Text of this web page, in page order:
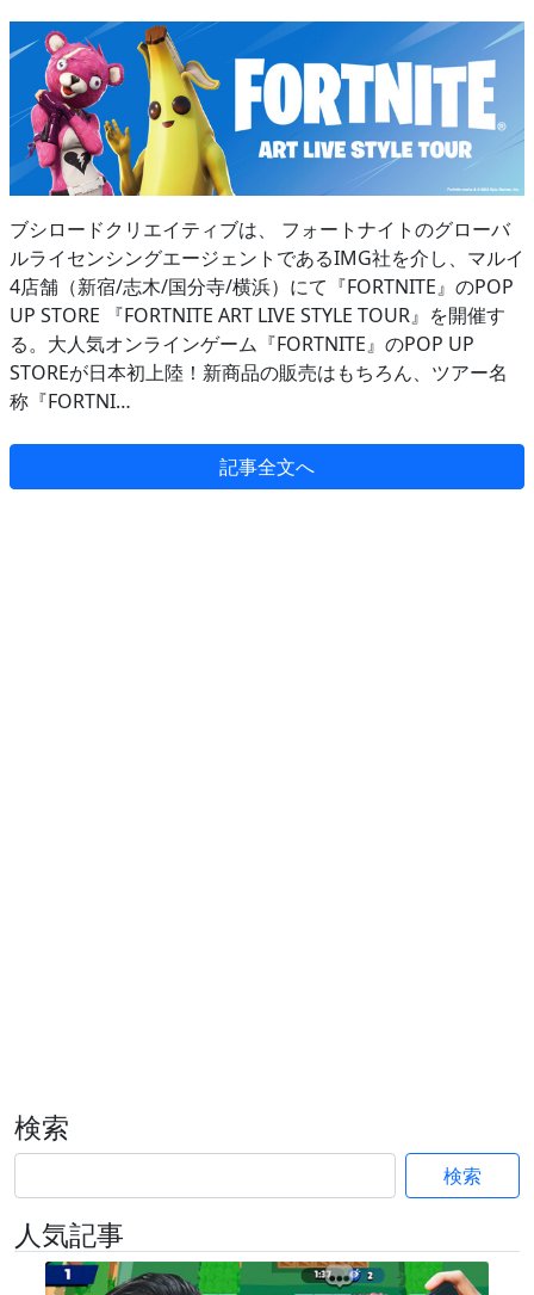
ブシロードクリエイティブは、 フォートナイトのグローバ
ルライセンシングエージェントであるIMG社を介し、マルイ
4店舗（新宿/志木/国分寺/横浜）にて『FORTNITE』のPOP
UP STORE 『FORTNITE ART LIVE STYLE TOUR』を開催す
る。大人気オンラインゲーム『FORTNITE』のPOP UP
STOREが日本初上陸！新商品の販売はもちろん、ツアー名
称『FORTNI…
記事全文へ
検索
検索
人気記事